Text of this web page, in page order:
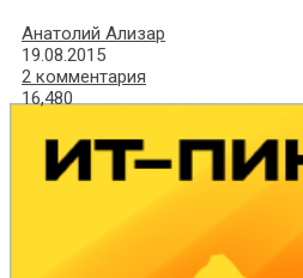
Анатолий Ализар
19.08.2015
2 комментария
16,480